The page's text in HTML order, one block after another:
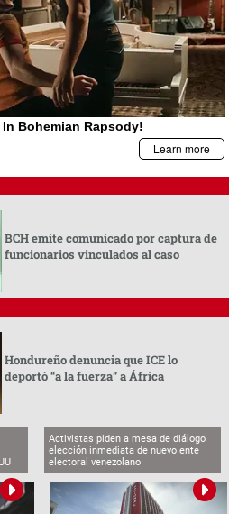
BCH emite comunicado por captura de
funcionarios vinculados al caso
Hondureño denuncia que ICE lo
deportó “a la fuerza” a África
Activistas piden a mesa de diálogo
elección inmediata de nuevo ente
electoral venezolano